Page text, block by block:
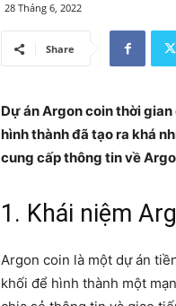
28 Tháng 6, 2022
Share
Dự án Argon coin thời
hình thành đã tạo ra khá
cung cấp thông tin về
1. Khái niệm
Argon coin là một dự án
khối để hình thành một